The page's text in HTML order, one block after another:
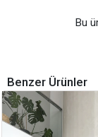
Bu
Benzer Ürünler